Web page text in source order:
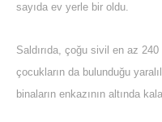
sayıda ev yerle bir oldu.
Saldırıda, çoğu sivil en az 240
çocukların da bulunduğu
binaların enkazının altında